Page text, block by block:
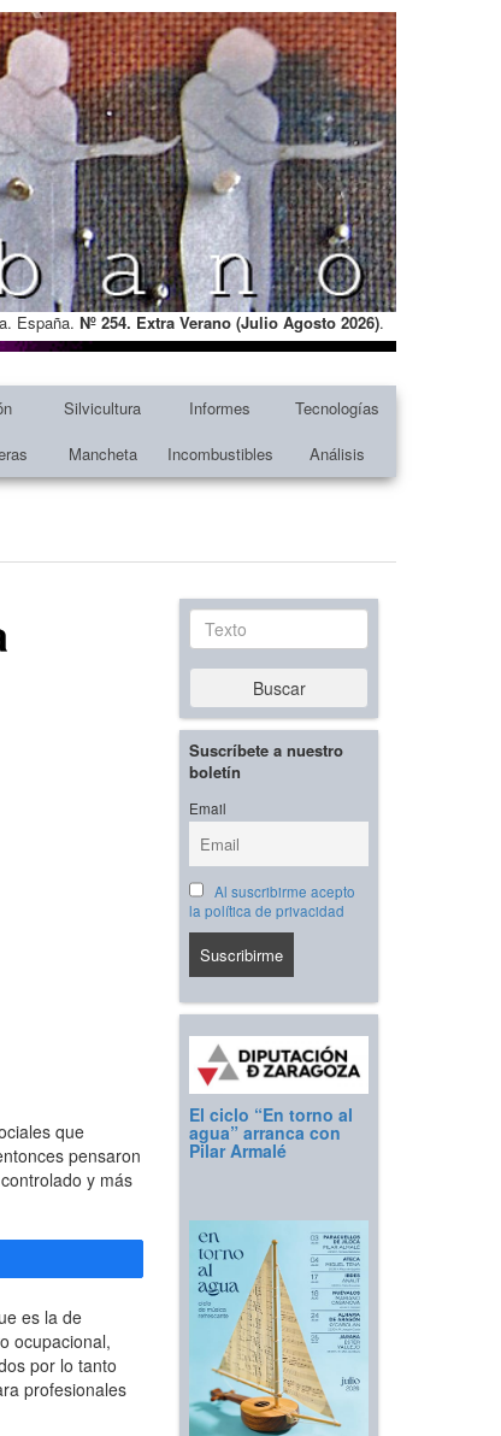
España. Nº 254. Extra Verano (Julio Agosto 2026).
Silvicultura Informes
Tecnologías
Mancheta Incombustibles Análisis
que
pensaron
y más
es la de
ocupacional,
por lo tanto
profesionales
Texto
Buscar
Suscríbete a nuestro
boletín
Email
Al suscribirme acepto
la política de privacidad
El ciclo “En torno al
agua” arranca con
Pilar Armalé